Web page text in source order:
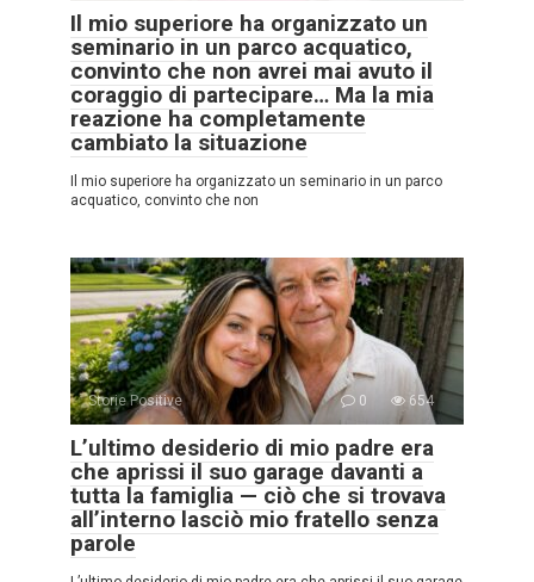
Il mio superiore ha organizzato un
seminario in un parco acquatico,
convinto che non avrei mai avuto il
coraggio di partecipare… Ma la mia
reazione ha completamente
cambiato la situazione
Il mio superiore ha organizzato un seminario in un parco
acquatico, convinto che non
Storie Positive 0 654
L’ultimo desiderio di mio padre era
che aprissi il suo garage davanti a
tutta la famiglia — ciò che si trovava
all’interno lasciò mio fratello senza
parole